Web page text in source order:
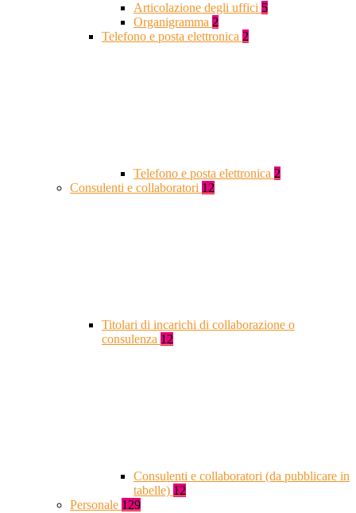
Articolazione degli uffici 5
Organigramma 2
Telefono e posta elettronica 2
Telefono e posta elettronica 2
Consulenti e collaboratori 12
Titolari di incarichi di collaborazione o
consulenza 12
Consulenti e collaboratori (da pubblicare in
tabelle) 12
Personale 129